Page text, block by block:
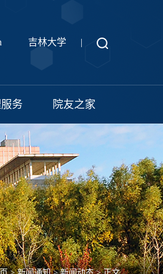
吉林大学 |
务 院友之家